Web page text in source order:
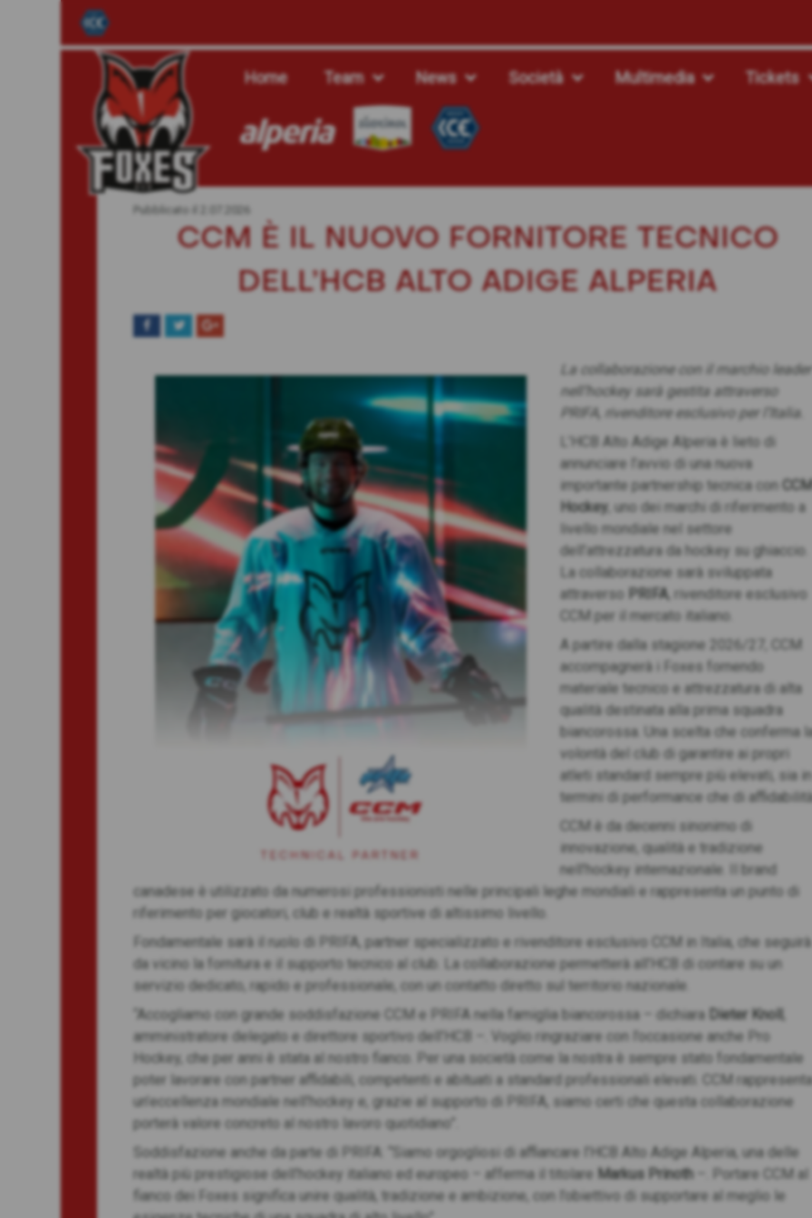
Home Team News Società Multimedia Tickets
Pubblicato il
CCM È IL NUOVO FORNITORE TECNICO
DELL’HCB ALTO ADIGE ALPERIA
La collaborazione con il marchio leader
nell’hockey sarà gestita attraverso
PRIFA, rivenditore esclusivo per l’Italia.
L’HCB Alto Adige Alperia è lieto di
annunciare l’avvio di una nuova
importante partnership tecnica con
Hockey , uno dei marchi di riferimento a
livello mondiale nel settore
dell’attrezzatura da hockey su ghiaccio.
La collaborazione sarà sviluppata
attraverso PRIFA, rivenditore esclusivo
CCM per il mercato italiano.
A partire dalla stagione 2026/27, CCM
accompagnerà i Foxes fornendo
materiale tecnico e attrezzatura di alta
qualità destinata alla prima squadra
biancorossa. Una scelta che conferma
volontà del club di garantire ai propri
atleti standard sempre più elevati, sia in
termini di performance che di
CCM è da decenni sinonimo di
innovazione, qualità e tradizione
nell’hockey internazionale. Il brand
canadese è utilizzato da numerosi professionisti nelle principali leghe mondiali e rappresenta un punto di
riferimento per giocatori, club e realtà sportive di altissimo livello.
Fondamentale sarà il ruolo di PRIFA, partner specializzato e rivenditore esclusivo CCM in Italia, che seguirà
da vicino la fornitura e il supporto tecnico al club. La collaborazione permetterà all’HCB di contare su un
servizio dedicato, rapido e professionale, con un contatto diretto sul territorio nazionale.
“Accogliamo con grande soddisfazione CCM e PRIFA nella famiglia biancorossa – dichiara
Dieter Knoll
amministratore delegato e direttore sportivo dell’HCB –. Voglio ringraziare con l’occasione anche Pro
Hockey, che per anni è stata al nostro fianco. Per una società come la nostra è sempre stato fondamentale
poter lavorare con partner affidabili, competenti e abituati a standard professionali elevati. CCM rappresenta
un’eccellenza mondiale nell’hockey e, grazie al supporto di PRIFA, siamo certi che questa collaborazione
porterà valore concreto al nostro lavoro quotidiano”.
Soddisfazione anche da parte di PRIFA: “Siamo orgogliosi di affiancare l’HCB Alto Adige Alperia, una delle
realtà più prestigiose dell’hockey italiano ed europeo – afferma il titolare Markus Prinoth–. Portare CCM al
fianco dei Foxes significa unire qualità, tradizione e ambizione, con l’obiettivo di supportare al meglio le